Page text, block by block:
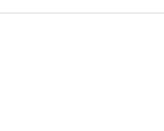
bei Apple / IOS